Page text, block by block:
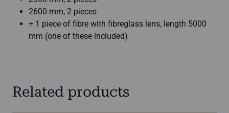
2600 mm, 2 pieces
+ 1 piece of fibre with fibreglass lens, length 5000
mm (one of these included)
Related products